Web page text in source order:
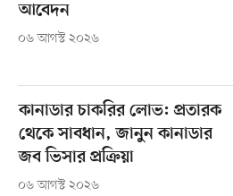
আবেদন
০৬ আগস্ট ২০২৬
কানাডার চাকরির লোভ: প্রতারক
থেকে সাবধান, জানুন কানাডার
জব ভিসার প্রক্রিয়া
০৬ আগস্ট ২০২৬